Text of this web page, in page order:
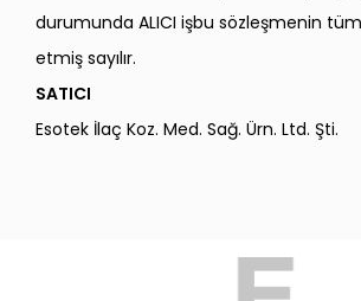
durumunda ALICI işbu sözleşmenin tüm
etmiş sayılır.
SATICI
Esotek İlaç Koz. Med. Sağ. Ürn. Ltd. Şti.